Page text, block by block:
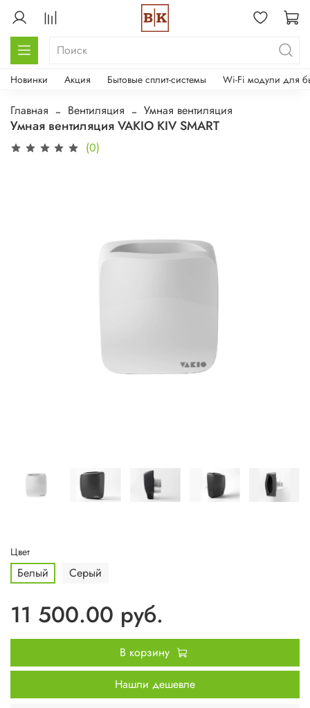
Новинки Акция Бытовые сплит-системы Wi-Fi модули для
Главная Вентиляция Умная вентиляция
Умная вентиляция VAKIO KIV SMART
(0)
Цвет
Белый Серый
11 500.00 руб.
В корзину
Нашли дешевле